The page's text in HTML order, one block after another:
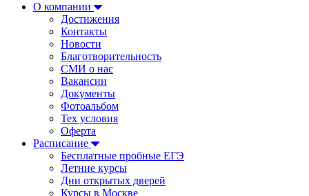
О компании
Достижения
Контакты
Новости
Благотворительность
СМИ о нас
Вакансии
Документы
Фотоальбом
Тех условия
Оферта
Расписание
Бесплатные пробные ЕГЭ
Летние курсы
Дни открытых дверей
Курсы в Москве